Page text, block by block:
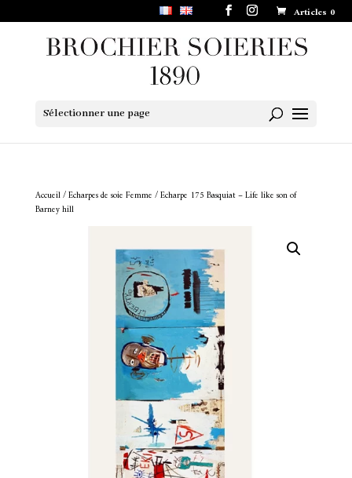
Articles 0
Sélectionner une page
Accueil/Echarpes de soie Femme / Echarpe 175 Basquiat – Life like son of
Barney hill